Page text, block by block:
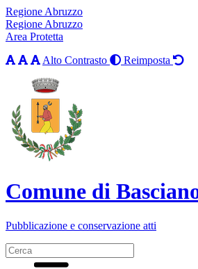
Regione Abruzzo
Regione Abruzzo
Area Protetta
Alto Contrasto
Reimposta
Comune di
Pubblicazione e conservazione atti